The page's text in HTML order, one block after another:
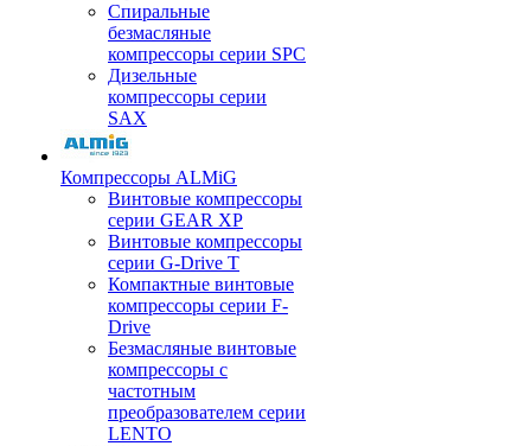
Спиральные
безмасляные
компрессоры серии SPC
Дизельные
компрессоры серии
SAX
Компрессоры ALMiG
Винтовые компрессоры
серии GEAR XP
Винтовые компрессоры
серии G-Drive T
Компактные винтовые
компрессоры серии F-
Drive
Безмасляные винтовые
компрессоры с
частотным
преобразователем серии
LENTO